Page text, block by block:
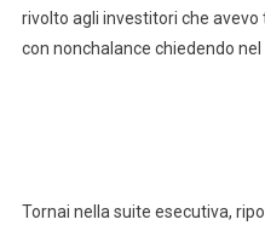
rivolto agli investitori che
con nonchalance chiedendo
Tornai nella suite esecutiva,